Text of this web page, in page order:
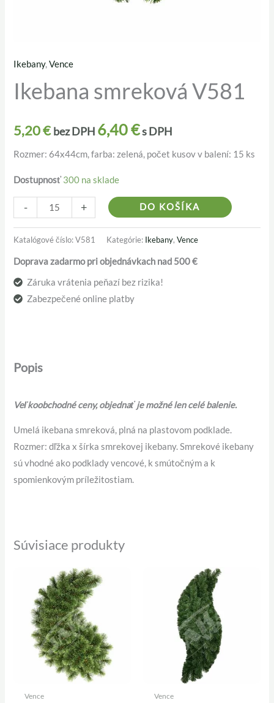
Ikebany,Vence
Ikebana smreková V581
5,20€ bez DPH 6,40€s DPH
Rozmer: 64x44cm, farba: zelená, počet kusov v balení: 15 ks
Dostupnosť 300 na sklade
-
množstvo
Ikebana
smreková
+ DO KOŠÍKA
Katalógové číslo:V581 Kategórie: Ikebany,Vence
Doprava zadarmo pri objednávkach nad 500 €
Záruka vrátenia peňazí bez rizika!
Zabezpečené online platby
Popis
Veľkoobchodné ceny, objednať je možné len celé balenie.
Umelá ikebana smreková, plná na plastovom podklade.
Rozmer: dľžka x šírka smrekovej ikebany. Smrekové ikebany
sú vhodné ako podklady vencové, k smútočným a k
spomienkovým príležitostiam.
Súvisiace produkty
Vence Vence